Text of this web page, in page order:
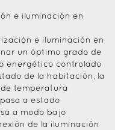
e iluminación en
e iluminación en
un óptimo grado de
energético controlado
de la habitación, la
temperatura
a estado
a modo bajo
de la iluminación